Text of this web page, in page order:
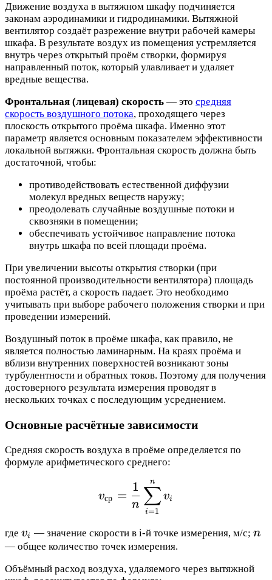
Движение воздуха в вытяжном шкафу подчиняется
законам аэродинамики и гидродинамики. Вытяжной
вентилятор создаёт разрежение внутри рабочей камеры
шкафа. В результате воздух из помещения устремляется
внутрь через открытый проём створки, формируя
направленный поток, который улавливает и удаляет
вредные вещества.
Фронтальная (лицевая) скорость — это средняя
скорость воздушного потока, проходящего через
плоскость открытого проёма шкафа. Именно этот
параметр является основным показателем эффективности
локальной вытяжки. Фронтальная скорость должна быть
достаточной, чтобы:
противодействовать естественной диффузии
молекул вредных веществ наружу;
преодолевать случайные воздушные потоки и
сквозняки в помещении;
обеспечивать устойчивое направление потока
внутрь шкафа по всей площади проёма.
При увеличении высоты открытия створки (при
постоянной производительности вентилятора) площадь
проёма растёт, а скорость падает. Это необходимо
учитывать при выборе рабочего положения створки и при
проведении измерений.
Воздушный поток в проёме шкафа, как правило, не
является полностью ламинарным. На краях проёма и
вблизи внутренних поверхностей возникают зоны
турбулентности и обратных токов. Поэтому для получения
достоверного результата измерения проводят в
нескольких точках с последующим усреднением.
Основные расчётные зависимости
Средняя скорость воздуха в проёме определяется по
формуле арифметического среднего:
v_{\text{ср}} =
vср =
n
1
i=1
∑
n
vi
где v_i
vi — значение скорости в i-й точке измерения, м/с; n
n
— общее количество точек измерения.
Объёмный расход воздуха, удаляемого через вытяжной